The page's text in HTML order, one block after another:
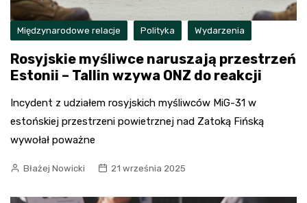
Międzynarodowe relacje Polityka Wydarzenia
Rosyjskie myśliwce naruszają przestrzeń
Estonii – Tallin wzywa ONZ do reakcji
Incydent z udziałem rosyjskich myśliwców MiG-31 w
estońskiej przestrzeni powietrznej nad Zatoką Fińską
wywołał poważne
Błażej Nowicki 21 września 2025